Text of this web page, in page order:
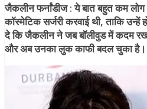
जैकलीन फर्नांडीज :ये बात बहुत कम
कॉस्मेटिक सर्जरी करवाई थी, ताकि
दे कि जैकलीन ने जब बॉलीवुड में कदम
और अब उनका लुक काफी बदल चुका है।